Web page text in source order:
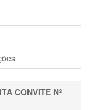
CONVITE Nº